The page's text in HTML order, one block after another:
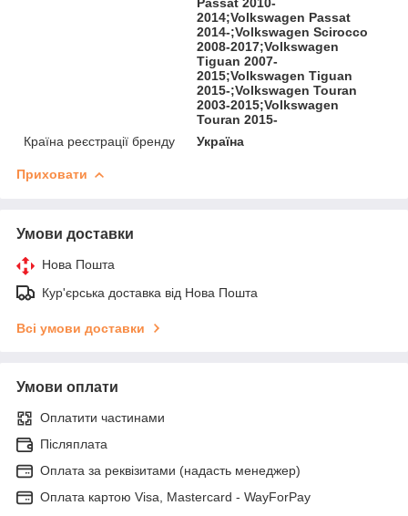
2014;Volkswagen Passat
2014-;Volkswagen Scirocco
2008-2017;Volkswagen
Tiguan 2007-
2015;Volkswagen Tiguan
2015-;Volkswagen Touran
2003-2015;Volkswagen
Touran 2015-
Країна реєстрації бренду
Україна
Приховати
Умови доставки
Нова Пошта
Кур'єрська доставка від Нова Пошта
Всі умови доставки
Умови оплати
Оплатити частинами
Післяплата
Оплата за реквізитами (надасть менеджер)
Оплата картою Visa, Mastercard - WayForPay